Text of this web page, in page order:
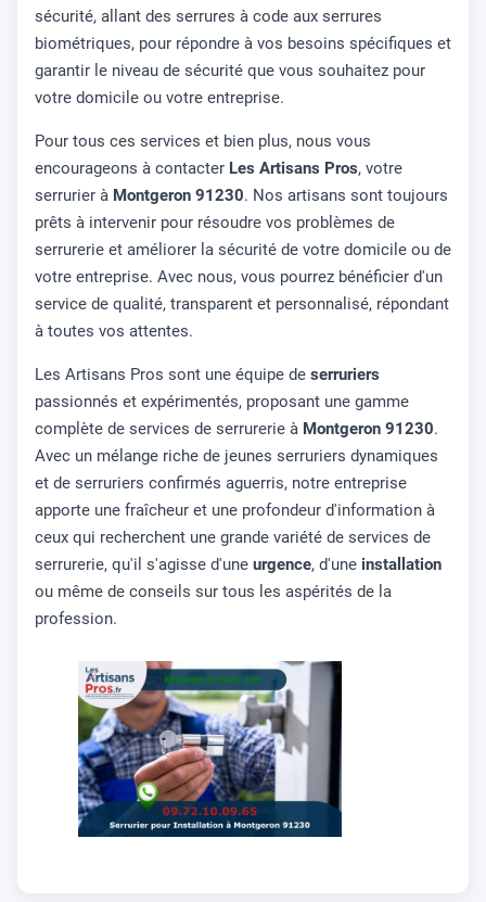
sécurité, allant des serrures à code aux serrures
biométriques, pour répondre à vos besoins spécifiques et
garantir le niveau de sécurité que vous souhaitez pour
votre domicile ou votre entreprise.
Pour tous ces services et bien plus, nous vous
encourageons à contacter Les Artisans Pros, votre
serrurier à Montgeron 91230. Nos artisans sont toujours
prêts à intervenir pour résoudre vos problèmes de
serrurerie et améliorer la sécurité de votre domicile ou de
votre entreprise. Avec nous, vous pourrez bénéficier d'un
service de qualité, transparent et personnalisé, répondant
à toutes vos attentes.
Les Artisans Pros sont une équipe de serruriers
passionnés et expérimentés, proposant une gamme
complète de services de serrurerie à Montgeron 91230.
Avec un mélange riche de jeunes serruriers dynamiques
et de serruriers confirmés aguerris, notre entreprise
apporte une fraîcheur et une profondeur d'information à
ceux qui recherchent une grande variété de services de
serrurerie, qu'il s'agisse d'une urgence, d'une installation
ou même de conseils sur tous les aspérités de la
profession.